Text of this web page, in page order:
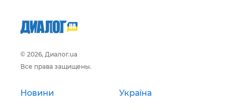
© 2026, Диалог.ua
Все права защищены.
Новини Україна